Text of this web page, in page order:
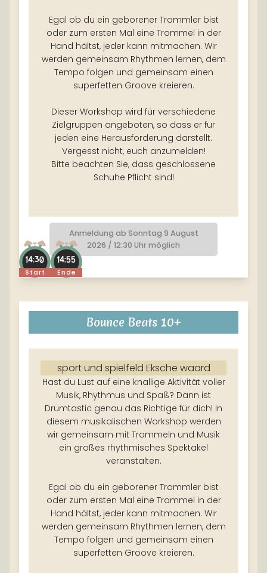
Egal ob du ein geborener Trommler bist
oder zum ersten Mal eine Trommel in der
Hand hältst, jeder kann mitmachen. Wir
werden gemeinsam Rhythmen lernen, dem
Tempo folgen und gemeinsam einen
superfetten Groove kreieren.
Dieser Workshop wird für verschiedene
Zielgruppen angeboten, so dass er für
jeden eine Herausforderung darstellt.
Vergesst nicht, euch anzumelden!
Bitte beachten Sie, dass geschlossene
Schuhe Pflicht sind!
Anmeldung ab Sonntag 9 August
2026 / 12:30 Uhr möglich
Start
14:30
Ende
14:55
Bounce Beats 10+
sport und spielfeld Eksche waard
Hast du Lust auf eine knallige Aktivität voller
Musik, Rhythmus und Spaß? Dann ist
Drumtastic genau das Richtige für dich! In
diesem musikalischen Workshop werden
wir gemeinsam mit Trommeln und Musik
ein großes rhythmisches Spektakel
veranstalten.
Egal ob du ein geborener Trommler bist
oder zum ersten Mal eine Trommel in der
Hand hältst, jeder kann mitmachen. Wir
werden gemeinsam Rhythmen lernen, dem
Tempo folgen und gemeinsam einen
superfetten Groove kreieren.